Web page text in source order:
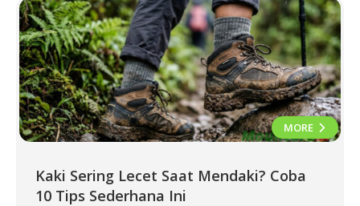
MORE
Kaki Sering Lecet Saat Mendaki? Coba
10 Tips Sederhana Ini